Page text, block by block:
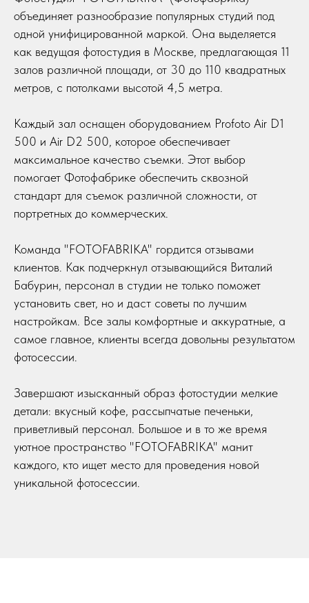
объединяет разнообразие популярных студий под
одной унифицированной маркой. Она выделяется
как ведущая фотостудия в Москве, предлагающая 11
залов различной площади, от 30 до 110 квадратных
метров, с потолками высотой 4,5 метра.
Каждый зал оснащен оборудованием Profoto Air D1
500 и Air D2 500, которое обеспечивает
максимальное качество съемки. Этот выбор
помогает Фотофабрике обеспечить сквозной
стандарт для съемок различной сложности, от
портретных до коммерческих.
Команда "FOTOFABRIKA" гордится отзывами
клиентов. Как подчеркнул отзывающийся Виталий
Бабурин, персонал в студии не только поможет
установить свет, но и даст советы по лучшим
настройкам. Все залы комфортные и аккуратные, а
самое главное, клиенты всегда довольны результатом
фотосессии.
Завершают изысканный образ фотостудии мелкие
детали: вкусный кофе, рассыпчатые печеньки,
приветливый персонал. Большое и в то же время
уютное пространство "FOTOFABRIKA" манит
каждого, кто ищет место для проведения новой
уникальной фотосессии.